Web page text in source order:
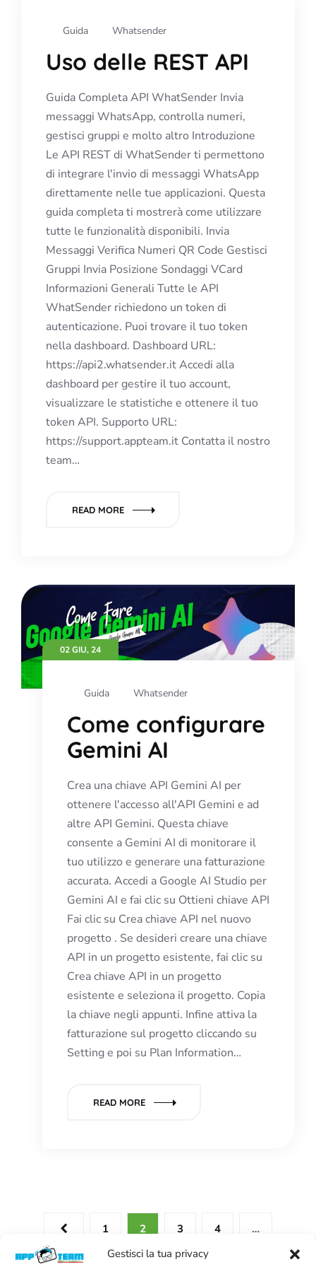
Gestisci la tua privacy
Guida Whatsender
Uso delle REST API
Guida Completa API WhatSender Invia
messaggi WhatsApp, controlla numeri,
gestisci gruppi e molto altro Introduzione
Le API REST di WhatSender ti permettono
di integrare l'invio di messaggi WhatsApp
direttamente nelle tue applicazioni. Questa
guida completa ti mostrerà come utilizzare
tutte le funzionalità disponibili. Invia
Messaggi Verifica Numeri QR Code Gestisci
Gruppi Invia Posizione Sondaggi VCard
Informazioni Generali Tutte le API
WhatSender richiedono un token di
autenticazione. Puoi trovare il tuo token
nella dashboard. Dashboard URL:
https://api2.whatsender.it Accedi alla
dashboard per gestire il tuo account,
visualizzare le statistiche e ottenere il tuo
token API. Supporto URL:
https://support.appteam.it Contatta il nostro
team…
READ MORE
02 GIU, 24
Guida Whatsender
Come configurare
Gemini AI
Crea una chiave API Gemini AI per
ottenere l'accesso all'API Gemini e ad
altre API Gemini. Questa chiave
consente a Gemini AI di monitorare il
tuo utilizzo e generare una fatturazione
accurata. Accedi a Google AI Studio per
Gemini AI e fai clic su Ottieni chiave API
Fai clic su Crea chiave API nel nuovo
progetto . Se desideri creare una chiave
API in un progetto esistente, fai clic su
Crea chiave API in un progetto
esistente e seleziona il progetto. Copia
la chiave negli appunti. Infine attiva la
fatturazione sul progetto cliccando su
Setting e poi su Plan Information…
READ MORE
1 2 3 4 …
12